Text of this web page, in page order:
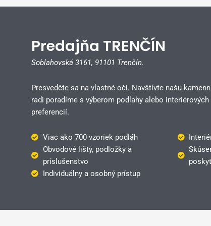
Predajňa TRENČÍN
Soblahovská 3161, 91101 Trenčín.
Presvedčte sa na vlastné oči. Navštívte našu
radi poradíme s výberom podlahy alebo
preferencií.
Viac ako 700 vzoriek podláh
Obvodové lišty, podložky a
príslušenstvo
Individuálny a osobný prístup